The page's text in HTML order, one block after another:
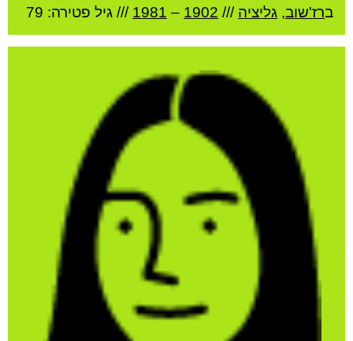
ברז'שוב, גליציה ///
1902
–
1981 /// גיל פטירה: 79